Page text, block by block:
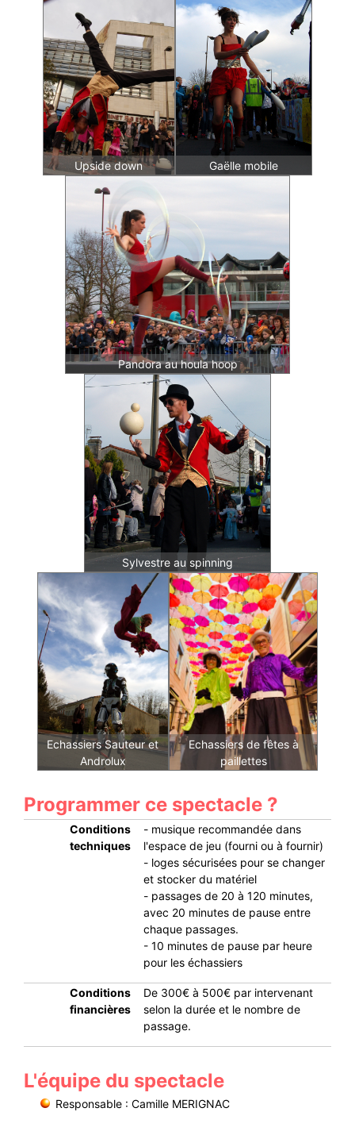
Upside down Gaëlle mobile
Pandora au houla hoop
Sylvestre au spinning
Echassiers Sauteur et
Androlux
Echassiers de fêtes à
paillettes
Programmer ce spectacle ?
Conditions
techniques
- musique recommandée dans
l'espace de jeu (fourni ou à fournir)
- loges sécurisées pour se changer
et stocker du matériel
- passages de 20 à 120 minutes,
avec 20 minutes de pause entre
chaque passages.
- 10 minutes de pause par heure
pour les échassiers
Conditions
financières
De 300€ à 500€ par intervenant
selon la durée et le nombre de
passage.
L'équipe du spectacle
Responsable : Camille MERIGNAC